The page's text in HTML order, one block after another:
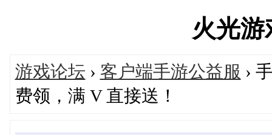
火光
游戏论坛 › 客户端手游公益服 ›
费领，满 V 直接送！